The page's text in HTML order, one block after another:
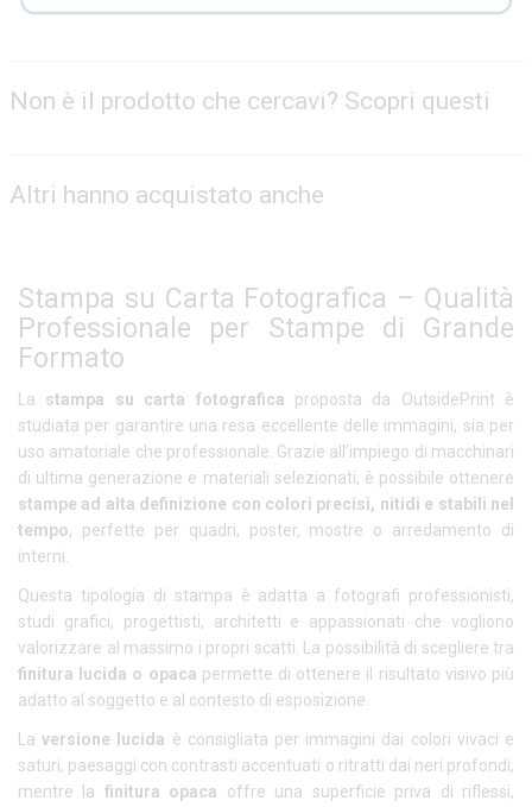
Non è il prodotto che cercavi? Scopri questi
Altri hanno acquistato anche
Stampa su Carta Fotografica – Qualità
Professionale per Stampe di Grande
Formato
La stampa su carta fotografica proposta da OutsidePrint è
studiata per garantire una resa eccellente delle immagini, sia per
uso amatoriale che professionale. Grazie all’impiego di macchinari
di ultima generazione e materiali selezionati, è possibile ottenere
stampe ad alta definizione con colori precisi, nitidi e stabili nel
tempo, perfette per quadri, poster, mostre o arredamento di
interni.
Questa tipologia di stampa è adatta a fotografi professionisti,
studi grafici, progettisti, architetti e appassionati che vogliono
valorizzare al massimo i propri scatti. La possibilità di scegliere tra
finitura lucida o opaca permette di ottenere il risultato visivo più
adatto al soggetto e al contesto di esposizione.
Laversione lucida è consigliata per immagini dai colori vivaci e
saturi, paesaggi con contrasti accentuati o ritratti dai neri profondi,
mentre la finitura opaca offre una superficie priva di riflessi,